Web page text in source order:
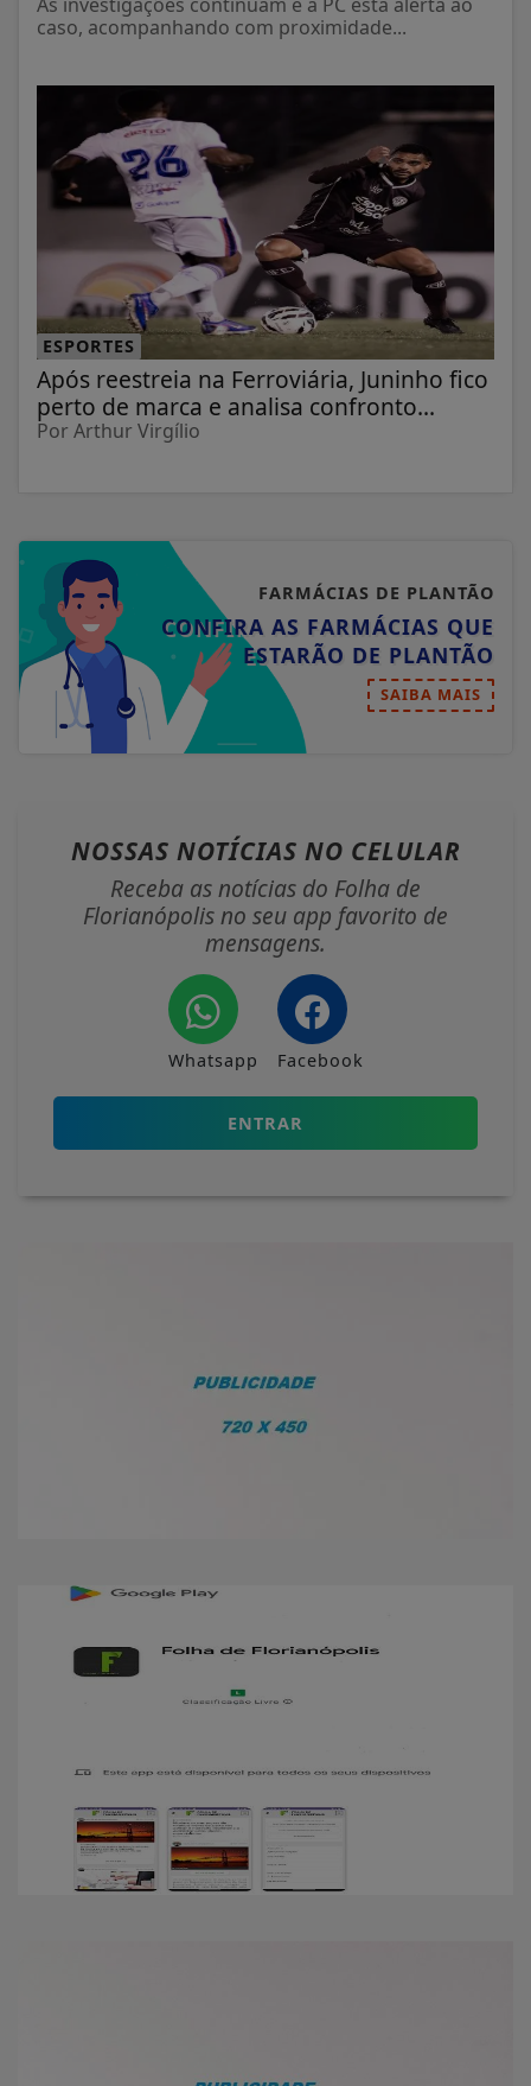
caso, acompanhando com proximidade...
ESPORTES
Após reestreia na Ferroviária, Juninho fico
perto de marca e analisa confronto...
Por Arthur Virgílio
FARMÁCIAS DE PLANTÃO
CONFIRA AS FARMÁCIAS QUE
ESTARÃO DE PLANTÃO
SAIBA MAIS
NOSSAS NOTÍCIAS NO CELULAR
Receba as notícias do Folha de
Florianópolis no seu app favorito de
mensagens.
Whatsapp Facebook
ENTRAR